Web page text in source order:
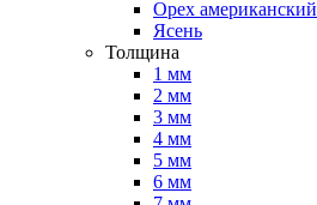
Орех американский
Ясень
Толщина
1 мм
2 мм
3 мм
4 мм
5 мм
6 мм